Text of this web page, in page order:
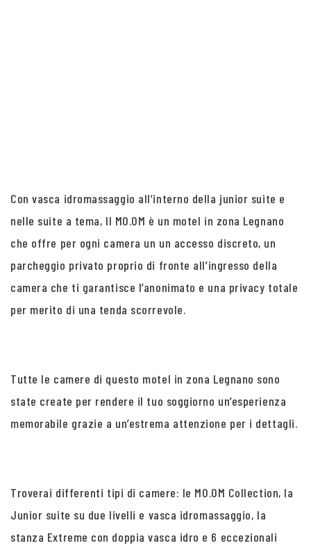
Con vasca idromassaggio all’interno della junior suite e
nelle suite a tema, Il MO.OM è un motel in zona Legnano
che offre per ogni camera un un accesso discreto, un
parcheggio privato proprio di fronte all’ingresso della
camera che ti garantisce l’anonimato e una privacy totale
per merito di una tenda scorrevole.
Tutte le camere di questo motel in zona Legnano sono
state create per rendere il tuo soggiorno un’esperienza
memorabile grazie a un’estrema attenzione per i dettagli.
Troverai differenti tipi di camere: le MO.OM Collection, la
Junior suite su due livelli e vasca idromassaggio, la
stanza Extreme con doppia vasca idro e 6 eccezionali